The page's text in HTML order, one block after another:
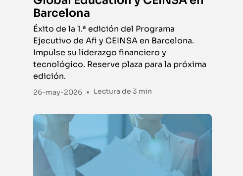
Barcelona
Éxito de la 1.ª edición del Programa
Ejecutivo de Afi y CEINSA en Barcelona.
Impulse su liderazgo financiero y
tecnológico. Reserve plaza para la próxima
edición.
26-may-2026 • Lectura de3 min